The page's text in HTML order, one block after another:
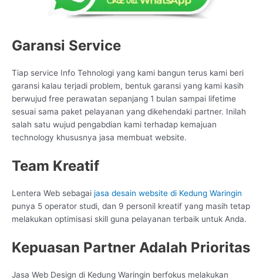
Garansi Service
Tiap service Info Tehnologi yang kami bangun terus kami beri
garansi kalau terjadi problem, bentuk garansi yang kami kasih
berwujud free perawatan sepanjang 1 bulan sampai lifetime
sesuai sama paket pelayanan yang dikehendaki partner. Inilah
salah satu wujud pengabdian kami terhadap kemajuan
technology khususnya jasa membuat website.
Team Kreatif
Lentera Web sebagai jasa desain website di Kedung Waringin
punya 5 operator studi, dan 9 personil kreatif yang masih tetap
melakukan optimisasi skill guna pelayanan terbaik untuk Anda.
Kepuasan Partner Adalah Prioritas
Jasa Web Design di Kedung Waringin berfokus melakukan